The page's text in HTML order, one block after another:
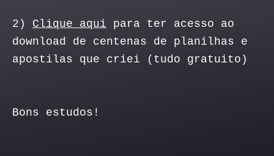
2) Clique aqui para ter acesso ao
download de centenas de planilhas e
apostilas que criei (tudo gratuito)
Bons estudos!